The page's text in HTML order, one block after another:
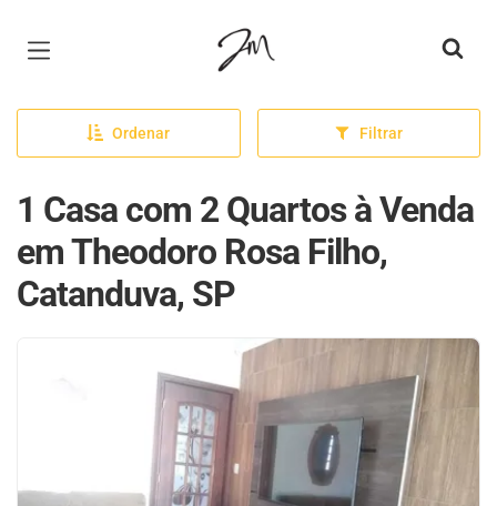
Página inicial
Ordenar Filtrar
1 Casa com 2 Quartos à Venda
em Theodoro Rosa Filho,
Catanduva, SP